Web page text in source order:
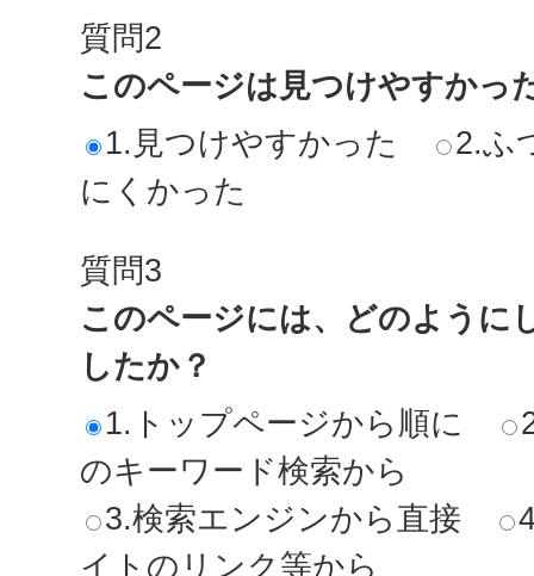
質問2
このページは見つけやすかっ
1.見つけやすかった
2.ふ
にくかった
質問3
このページには、どのように
したか？
1.トップページから順に
のキーワード検索から
3.検索エンジンから直接
イトのリンク等から